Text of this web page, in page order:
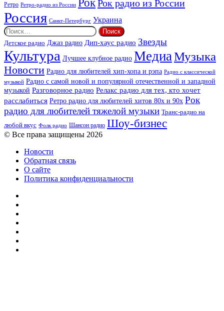
Ретро Ретро-радио из России РокРок радио из России
Россия Санкт-Петербург Украина
Найти:
Детское радио Джаз радио Дип-хаус радио Звезды
Культура Лучшее клубное радио Медиа Музыка
Новости Радио для любителей хип-хопа и рэпа Радио с классической
музыкой Радио с самой новой и популярной отечественной и западной
музыкой Разговорное радио Релакс радио для тех, кто хочет
расслабиться Ретро радио для любителей хитов 80х и 90х Рок
радио для любителей тяжелой музыки Транс-радио на
любой вкус Фолк радио Шансон радио Шоу-бизнес
© Все права защищены 2026
Новости
Обратная связь
О сайте
Политика конфиденциальности